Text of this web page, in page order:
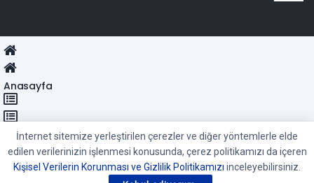
İnternet sitemize yerleştirilen çerezler ve diğer yöntemlerle elde
edilen verilerinizin işlenmesi konusunda, çerez politikamızı da içeren
Kişisel Verilerin Korunması ve Gizlilik Politikamızı inceleyebilirsiniz.
Anasayfa
Kategoriler